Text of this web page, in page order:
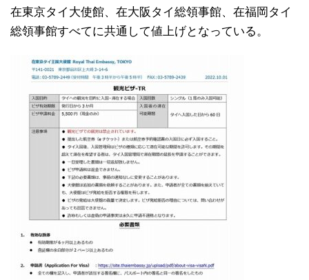
在東京タイ大使館、在大阪タイ総領事館、在福岡タイ
総領事館すべてに共通して値上げとなっている。